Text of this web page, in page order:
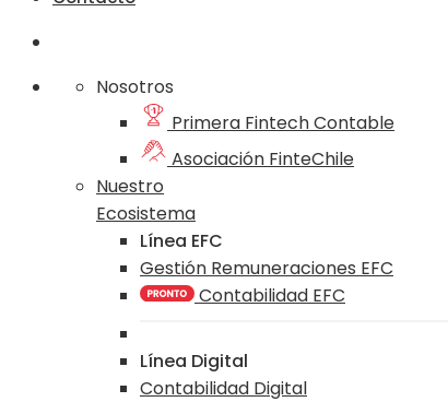
Nosotros
Primera Fintech Contable
Asociación FinteChile
Nuestro
Ecosistema
Línea EFC
Gestión Remuneraciones EFC
Contabilidad EFC
Línea Digital
Contabilidad Digital